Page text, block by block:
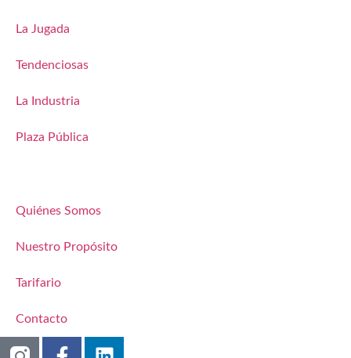
La Jugada
Tendenciosas
La Industria
Plaza Pública
Quiénes Somos
Nuestro Propósito
Tarifario
Contacto